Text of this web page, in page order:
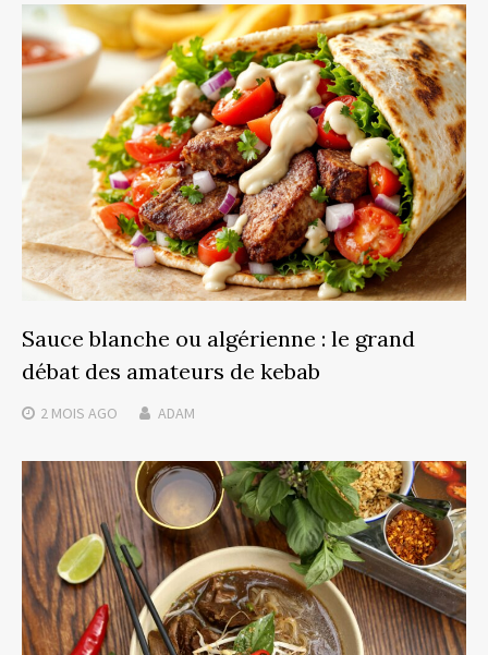
Sauce blanche ou algérienne : le grand
débat des amateurs de kebab
2 MOIS AGO ADAM